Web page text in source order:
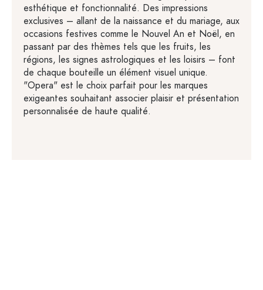
esthétique et fonctionnalité. Des impressions
exclusives – allant de la naissance et du mariage, aux
occasions festives comme le Nouvel An et Noël, en
passant par des thèmes tels que les fruits, les
régions, les signes astrologiques et les loisirs – font
de chaque bouteille un élément visuel unique.
"Opera" est le choix parfait pour les marques
exigeantes souhaitant associer plaisir et présentation
personnalisée de haute qualité.